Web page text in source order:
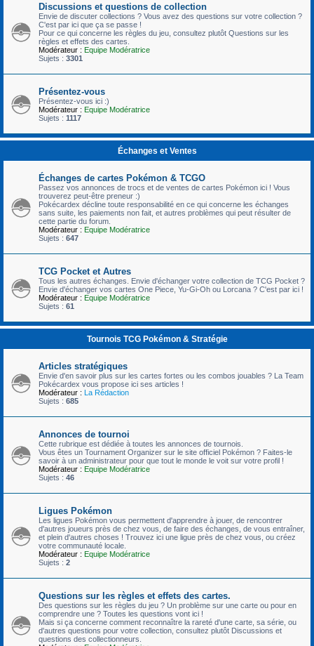
Discussions et questions de collection
Envie de discuter collections ? Vous avez des questions sur votre collection ?
C'est par ici que ça se passe !
Pour ce qui concerne les règles du jeu, consultez plutôt Questions sur les
règles et effets des cartes.
Modérateur : Equipe Modératrice
Sujets : 3301
Présentez-vous
Présentez-vous ici :)
Modérateur : Equipe Modératrice
Sujets : 1117
Échanges et Ventes
Échanges de cartes Pokémon & TCGO
Passez vos annonces de trocs et de ventes de cartes Pokémon ici ! Vous
trouverez peut-être preneur :)
Pokécardex décline toute responsabilité en ce qui concerne les échanges
sans suite, les paiements non fait, et autres problèmes qui peut résulter de
cette partie du forum.
Modérateur : Equipe Modératrice
Sujets : 647
TCG Pocket et Autres
Tous les autres échanges. Envie d'échanger votre collection de TCG Pocket ?
Envie d'échanger vos cartes One Piece, Yu-Gi-Oh ou Lorcana ? C'est par ici !
Modérateur : Equipe Modératrice
Sujets : 61
Tournois TCG Pokémon & Stratégie
Articles stratégiques
Envie d'en savoir plus sur les cartes fortes ou les combos jouables ? La Team
Pokécardex vous propose ici ses articles !
Modérateur : La Rédaction
Sujets : 685
Annonces de tournoi
Cette rubrique est dédiée à toutes les annonces de tournois.
Vous êtes un Tournament Organizer sur le site officiel Pokémon ? Faites-le
savoir à un administrateur pour que tout le monde le voit sur votre profil !
Modérateur : Equipe Modératrice
Sujets : 46
Ligues Pokémon
Les ligues Pokémon vous permettent d'apprendre à jouer, de rencontrer
d'autres joueurs près de chez vous, de faire des échanges, de vous entraîner,
et plein d'autres choses ! Trouvez ici une ligue près de chez vous, ou créez
votre communauté locale.
Modérateur : Equipe Modératrice
Sujets : 2
Questions sur les règles et effets des cartes.
Des questions sur les règles du jeu ? Un problème sur une carte ou pour en
comprendre une ? Toutes les questions vont ici !
Mais si ça concerne comment reconnaître la rareté d'une carte, sa série, ou
d'autres questions pour votre collection, consultez plutôt Discussions et
questions des collectionneurs.